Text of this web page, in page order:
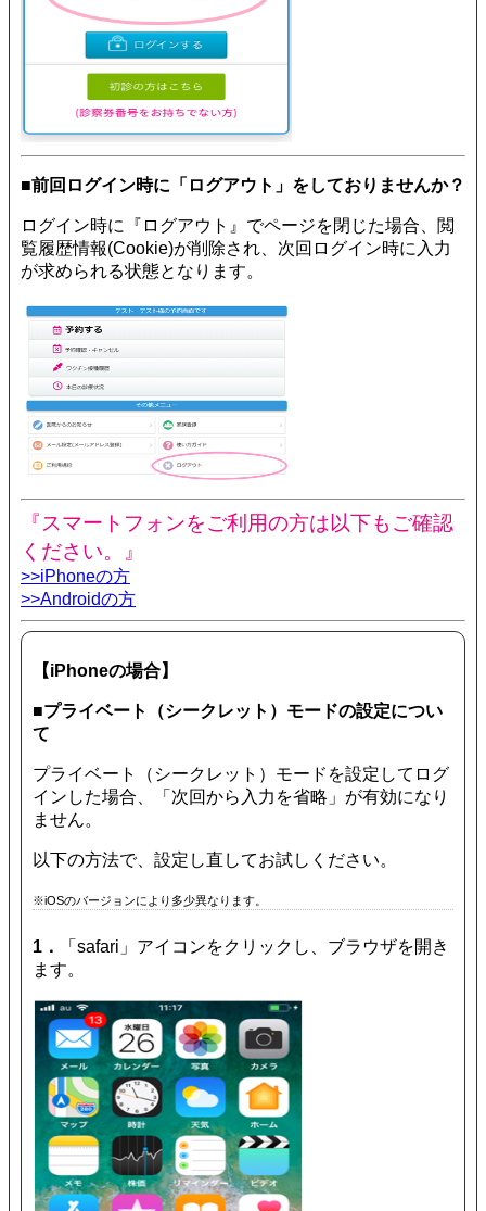
■前回ログイン時に「ログアウト」をしておりませんか？
ログイン時に『ログアウト』でページを閉じた場合、閲
覧履歴情報(Cookie)が削除され、次回ログイン時に入力
が求められる状態となります。
『スマートフォンをご利用の方は以下もご確認
ください。』
>>iPhoneの方
>>Androidの方
【iPhoneの場合】
■プライベート（シークレット）モードの設定につい
て
プライベート（シークレット）モードを設定してログ
インした場合、「次回から入力を省略」が有効になり
ません。
以下の方法で、設定し直してお試しください。
※iOSのバージョンにより多少異なります。
1．
「safari」アイコンをクリックし、ブラウザを開き
ます。